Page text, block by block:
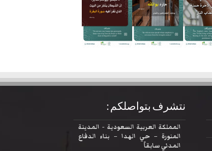
نتشرف بتواصلكم :
المملكة العربية السعودية - المدينة
المنورة – حي الهدا – بناء الدفاع
المدني سابقاً